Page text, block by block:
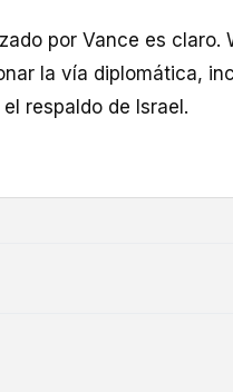
por Vance es claro.
la vía diplomática,
respaldo de Israel.